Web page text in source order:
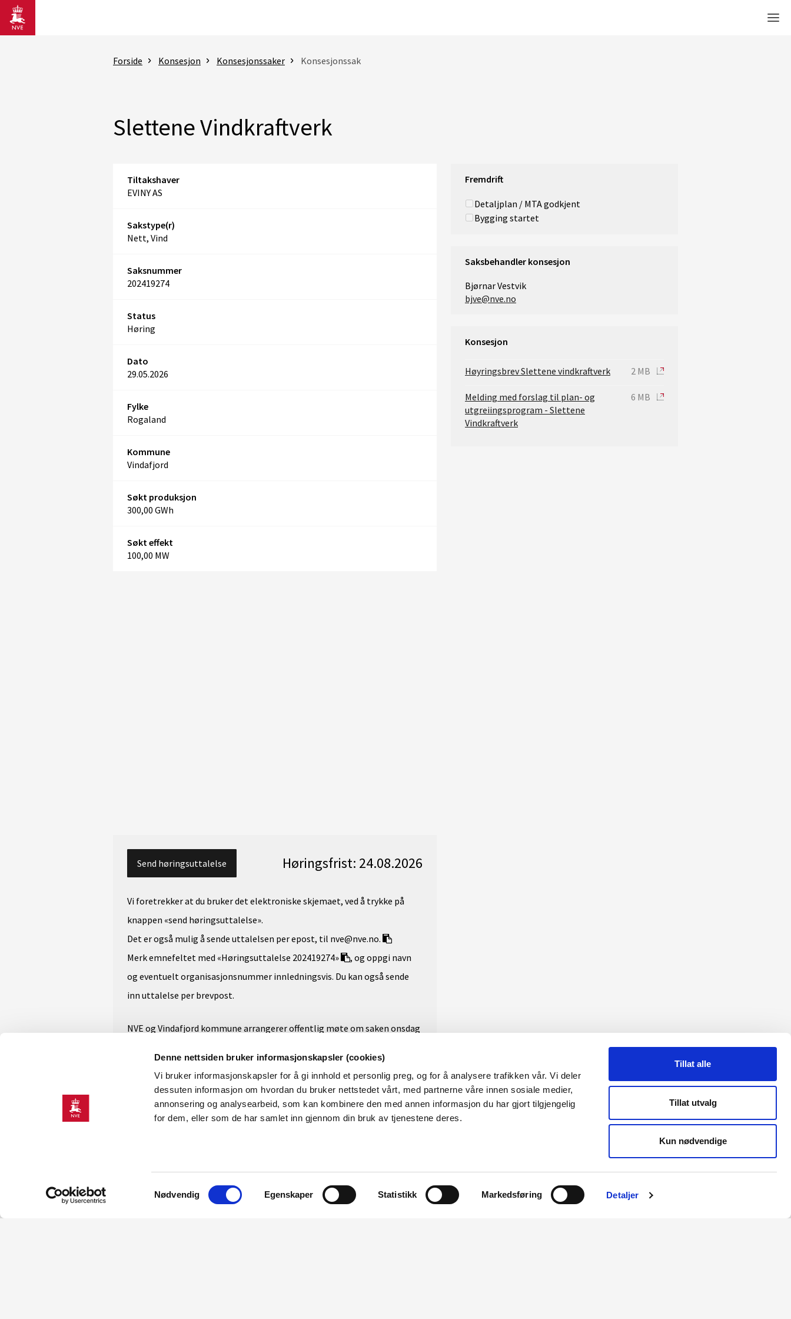
Denne nettsiden bruker informasjonskapsler (cookies)
Vi bruker informasjonskapsler for å gi innhold et personlig preg, og for å analysere trafikken vår. Vi deler
dessuten informasjon om hvordan du bruker nettstedet vårt, med partnerne våre innen sosiale medier,
annonsering og analysearbeid, som kan kombinere den med annen informasjon du har gjort tilgjengelig
for dem, eller som de har samlet inn gjennom din bruk av tjenestene deres.
Samtykkevalg
Nødvendig Egenskaper Statistikk Markedsføring Detaljer
Tillat alle
Tillat utvalg
Kun nødvendige
Gå til hovedinnhold
Forside Konsesjon Konsesjonssaker Konsesjonssak
Slettene Vindkraftverk
Tiltakshaver
EVINY AS
Sakstype(r)
Nett, Vind
Saksnummer
202419274
Status
Høring
Dato
29.05.2026
Fylke
Rogaland
Kommune
Vindafjord
Søkt produksjon
300,00 GWh
Søkt effekt
100,00 MW
Send høringsuttalelse Høringsfrist: 24.08.2026
Vi foretrekker at du bruker det elektroniske skjemaet, ved å trykke på
knappen «send høringsuttalelse».
Det er også mulig å sende uttalelsen per epost, til nve@nve.no.
Merk emnefeltet med «Høringsuttalelse 202419274»
, og oppgi navn
og eventuelt organisasjonsnummer innledningsvis. Du kan også sende
inn uttalelse per brevpost.
NVE og Vindafjord kommune arrangerer offentlig møte om saken onsdag
NVE har mottatt melding om Slettene vindkraftverk i Vindafjord kommune,
Rogaland fylke.
totalhøyde på opptil 220 meter.
Fremdrift
Detaljplan / MTA godkjent
Bygging startet
Saksbehandler konsesjon
Bjørnar Vestvik
bjve@nve.no
Konsesjon
Høyringsbrev Slettene vindkraftverk 2 MB
Melding med forslag til plan- og
utgreiingsprogram - Slettene
Vindkraftverk
6 MB